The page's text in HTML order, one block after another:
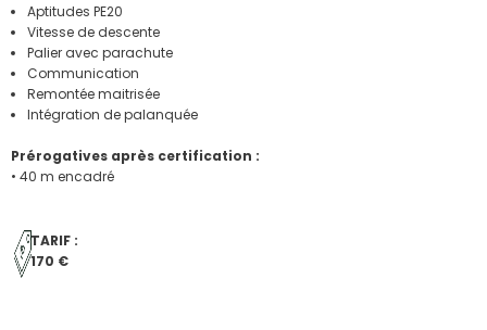
Aptitudes PE20
Vitesse de descente
Palier avec parachute
Communication
Remontée maitrisée
Intégration de palanquée
Prérogatives après certification :
• 40 m encadré
TARIF :
170 €